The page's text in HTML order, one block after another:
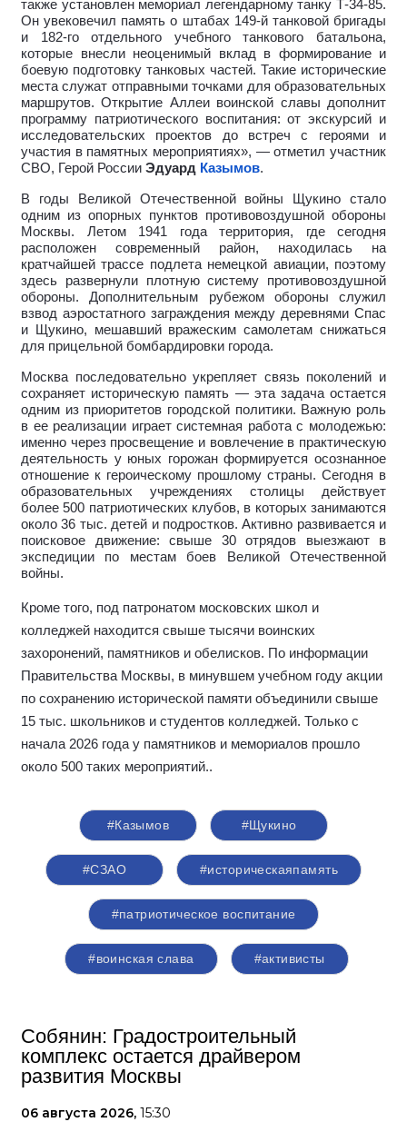
также установлен мемориал легендарному танку Т-34-85.
Он увековечил память о штабах 149-й танковой бригады
и 182-го отдельного учебного танкового батальона,
которые внесли неоценимый вклад в формирование и
боевую подготовку танковых частей. Такие исторические
места служат отправными точками для образовательных
маршрутов. Открытие Аллеи воинской славы дополнит
программу патриотического воспитания: от экскурсий и
исследовательских проектов до встреч с героями и
участия в памятных мероприятиях», — отметил участник
СВО, Герой России Эдуард Казымов.
В годы Великой Отечественной войны Щукино стало
одним из опорных пунктов противовоздушной обороны
Москвы. Летом 1941 года территория, где сегодня
расположен современный район, находилась на
кратчайшей трассе подлета немецкой авиации, поэтому
здесь развернули плотную систему противовоздушной
обороны. Дополнительным рубежом обороны служил
взвод аэростатного заграждения между деревнями Спас
и Щукино, мешавший вражеским самолетам снижаться
для прицельной бомбардировки города.
Москва последовательно укрепляет связь поколений и
сохраняет историческую память — эта задача остается
одним из приоритетов городской политики. Важную роль
в ее реализации играет системная работа с молодежью:
именно через просвещение и вовлечение в практическую
деятельность у юных горожан формируется осознанное
отношение к героическому прошлому страны. Сегодня в
образовательных учреждениях столицы действует
более 500 патриотических клубов, в которых занимаются
около 36 тыс. детей и подростков. Активно развивается и
поисковое движение: свыше 30 отрядов выезжают в
экспедиции по местам боев Великой Отечественной
войны.
Кроме того, под патронатом московских школ и
колледжей находится свыше тысячи воинских
захоронений, памятников и обелисков. По информации
Правительства Москвы, в минувшем учебном году акции
по сохранению исторической памяти объединили свыше
15 тыс. школьников и студентов колледжей. Только с
начала 2026 года у памятников и мемориалов прошло
около 500 таких мероприятий..
#Казымов #Щукино
#СЗАО #историческаяпамять
#патриотическое воспитание
#воинская слава #активисты
Собянин: Градостроительный
комплекс остается драйвером
развития Москвы
06 августа 2026, 15:30